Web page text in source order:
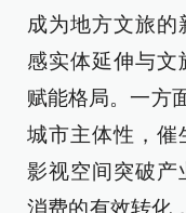
成为地方文旅
感实体延伸与文
赋能格局。一方
城市主体性，催
影视空间突破产
消费的有效转化